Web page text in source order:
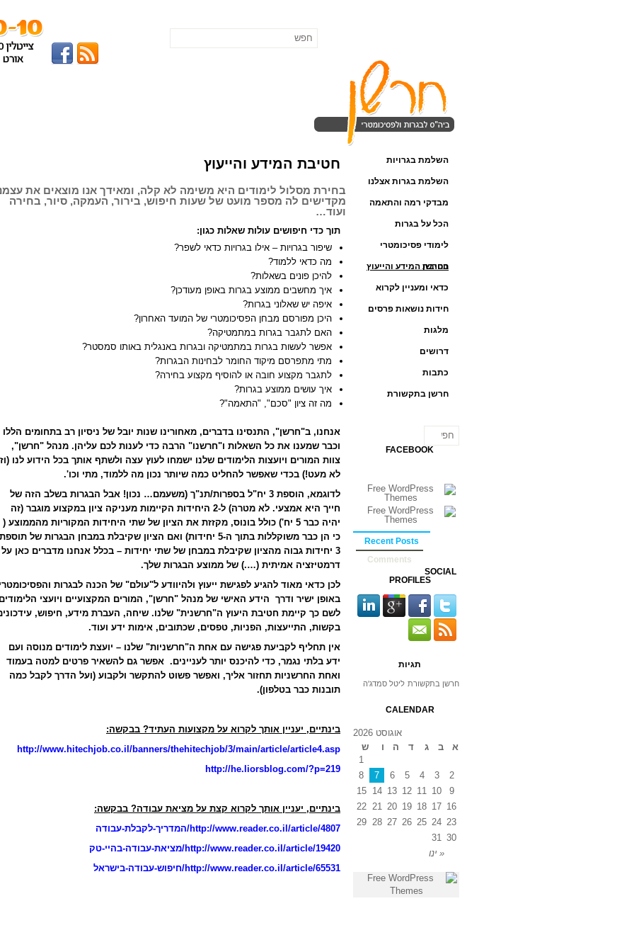
חטיבת המידע והייעוץ
בחירת מסלול לימודים היא משימה לא קלה, ומאידך אנו מוצאים את
מקדישים לה מספר מועט של שעות חיפוש, בירור, העמקה, סיור, בחירה
ועוד…
תוך כדי חיפושים עולות שאלות כגון:
שיפור בגרויות – אילו בגרויות כדאי לשפר?
מה כדאי ללמוד?
להיכן פונים בשאלות?
איך מחשבים ממוצע בגרות באופן מעודכן?
איפה יש שאלוני בגרות?
היכן מפורסם מבחן הפסיכומטרי של המועד האחרון?
האם לתגבר בגרות במתמטיקה?
אפשר לעשות בגרות במתמטיקה ובגרות באנגלית באותו סמסטר?
מתי מתפרסם מיקוד החומר לבחינות הבגרות?
לתגבר מקצוע חובה או להוסיף מקצוע בחירה?
איך עושים ממוצע בגרות?
מה זה ציון "סכם", "התאמה"?
אנחנו, ב"חרשן", התנסינו בדברים, מאחורינו שנות יובל של ניסיון רב בתחומים הללו
וכבר שמענו את כל השאלות ו"חרשנו" הרבה כדי לענות לכם עליהן. מנהל "חרשן",
צוות המורים ויועצות הלימודים שלנו ישמחו לעוץ עצה ולשתף אותך בכל הידוע לנו
לא מעט!) בכדי שאפשר להחליט כמה שיותר נכון מה ללמוד, מתי וכו'.
לדוגמא, הוספת 3 יח"ל בספרות/תנ"ך (משעמם… נכון! אבל הבגרות בשלב הזה של
חייך היא אמצעי. לא מטרה) ל-2 היחידות הקיימות מעניקה ציון במקצוע מוגבר (זה
יהיה כבר 5 יח') כולל בונוס, מקזזת את הציון של שתי היחידות המקוריות מהממוצע (
כי הן כבר משוקללות בתוך ה-5 יחידות) ואם הציון שקיבלת במבחן הבגרות של תוספת
3 יחידות גבוה מהציון שקיבלת במבחן של שתי יחידות – בכלל אנחנו מדברים כאן על
דרמטיזציה אמיתית (….) של ממוצע הבגרות שלך.
לכן כדאי מאוד להגיע לפגישת ייעוץ ולהיוודע ל"עולם" של הכנה לבגרות
באופן ישיר ודרך הידע האישי של מנהל "חרשן", המורים המקצועיים ויועצי
לשם כך קיימת חטיבת היעוץ ה"חרשנית" שלנו. שיחה, העברת מידע, חיפוש,
בקשות, התייעצות, הפניות, טפסים, שכתובים, אימות ידע ועוד.
אין תחליף לקביעת פגישה עם אחת ה"חרשניות" שלנו – יועצת לימודים מנוסה ועם
ידע בלתי נגמר, כדי להיכנס יותר לעניינים. אפשר גם להשאיר פרטים למטה בעמוד
ואחת החרשניות תחזור אליך, ואפשר פשוט להתקשר ולקבוע (ועל הדרך לקבל כמה
תובנות כבר בטלפון).
בינתיים, יעניין אותך לקרוא על מקצועות העתיד? בבקשה:
http://www.hitechjob.co.il/banners/thehitechjob/3/main/article/article4.asp
http://he.liorsblog.com/?p=219
בינתיים, יעניין אותך לקרוא קצת על מציאת עבודה? בבקשה:
http://www.reader.co.il/article/4807/המדריך-לקבלת-עבודה
http://www.reader.co.il/article/19420/מציאת-עבודה-בהיי-טק
http://www.reader.co.il/article/65531/חיפוש-עבודה-בישראל
השלמת בגרויות
השלמת בגרות אצלנו
מבדקי רמה והתאמה
הכל על בגרות
לימודי פסיכומטרי
בחרשן
חטיבת המידע והייעוץ
כדאי ומעניין לקרוא
חידות נושאות פרסים
מלגות
דרושים
כתבות
חרשן בתקשורת
FACEBOOK
Recent Posts
Comments
SOCIAL
PROFILES
תגיות
חרשן בתקשורת ליטל סמדג'ה
CALENDAR
אוגוסט 2026
א
ב ג ד ה ו ש
« ינו
1
2
3
4
5
6
7
8
9
10
11
12
13
14
15
16
17
18
19
20
21
22
23
24
25
26
27
28
29
30
31